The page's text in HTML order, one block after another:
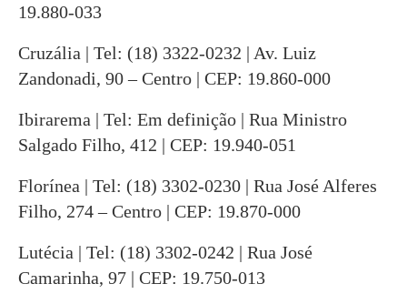
19.880-033
Cruzália | Tel: (18) 3322-0232 | Av. Luiz
Zandonadi, 90 – Centro | CEP: 19.860-000
Ibirarema | Tel: Em definição | Rua Ministro
Salgado Filho, 412 | CEP: 19.940-051
Florínea | Tel: (18) 3302-0230 | Rua José Alferes
Filho, 274 – Centro | CEP: 19.870-000
Lutécia | Tel: (18) 3302-0242 | Rua José
Camarinha, 97 | CEP: 19.750-013